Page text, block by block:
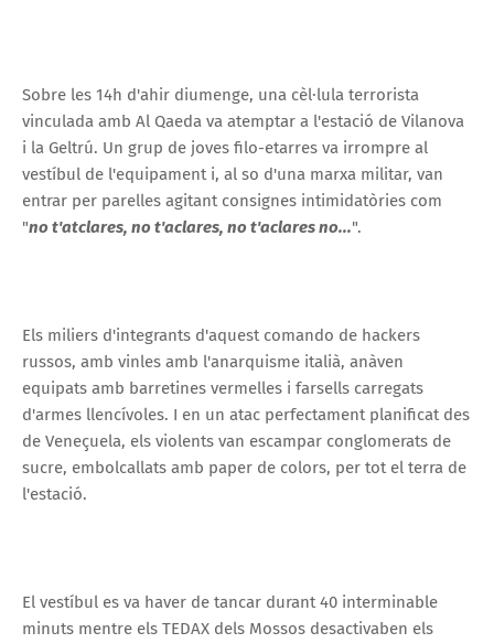
Sobre les 14h d'ahir diumenge, una cèl·lula terrorista
vinculada amb Al Qaeda va atemptar a l'estació de Vilanova
i la Geltrú. Un grup de joves filo-etarres va irrompre al
vestíbul de l'equipament i, al so d'una marxa militar, van
entrar per parelles agitant consignes intimidatòries com
"no t'atclares, no t'aclares, no t'aclares no...".
Els miliers d'integrants d'aquest comando de hackers
russos, amb vinles amb l'anarquisme italià, anàven
equipats amb barretines vermelles i farsells carregats
d'armes llencívoles. I en un atac perfectament planificat des
de Veneçuela, els violents van escampar conglomerats de
sucre, embolcallats amb paper de colors, per tot el terra de
l'estació.
El vestíbul es va haver de tancar durant 40 interminable
minuts mentre els TEDAX dels Mossos desactivaben els